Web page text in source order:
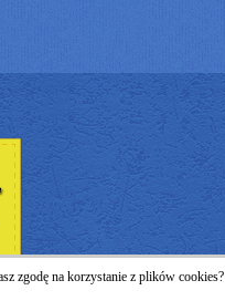
zgodę na korzystanie z plików cookies?